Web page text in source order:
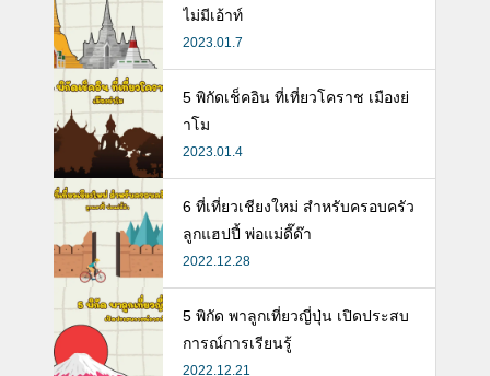
ไม่มีเอ้าท์
2023.01.7
5 พิกัดเช็คอิน ที่เที่ยวโคราช เมืองย่
าโม
2023.01.4
6 ที่เที่ยวเชียงใหม่ สำหรับครอบครัว
ลูกแฮปปี้ พ่อแม่ดี๊ด๊า
2022.12.28
5 พิกัด พาลูกเที่ยวญี่ปุ่น เปิดประสบ
การณ์การเรียนรู้
2022.12.21